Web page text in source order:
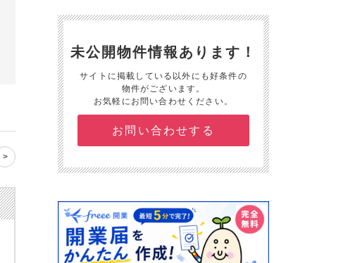
>
未公開物件情報あります！
サイトに掲載している以外にも好条件の
物件がございます。
お気軽にお問い合わせください。
お問い合わせする